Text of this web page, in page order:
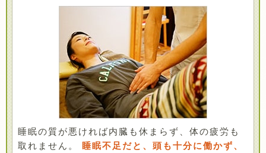
睡眠の質が悪ければ内臓も休まらず、体の疲労も
取れません。
睡眠不足だと、頭も十分に働かず、